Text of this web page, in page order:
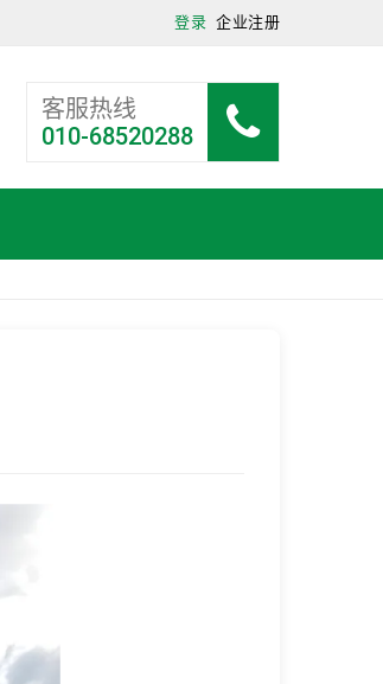
登录 企业注册
客服热线
010-68520288